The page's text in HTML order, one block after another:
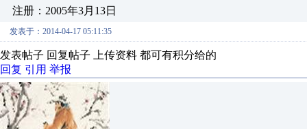
注册：2005年3月13日
发表于：2014-04-17 05:11:35
发表帖子 回复帖子 上传资料 都可有积分给的
回复 引用 举报